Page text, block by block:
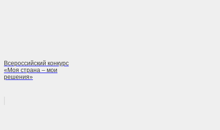
Всероссийский конкурс
«Моя страна – мои
решения»